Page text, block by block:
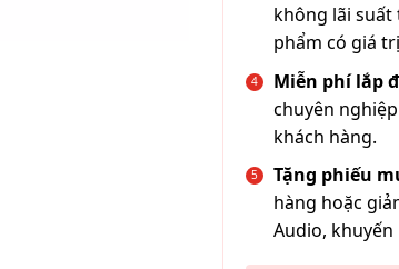
không lãi suất
phẩm có giá
Miễn phí lắp
chuyên
khách hàng.
Tặng phiếu
hàng hoặc
Audio,